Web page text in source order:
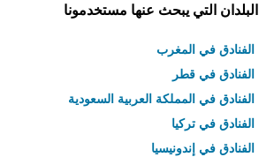
البلدان التي يبحث عنها مستخدمونا
الفنادق في المغرب
الفنادق في قطر
الفنادق في المملكة العربية السعودية
الفنادق في تركيا
الفنادق في إندونيسيا